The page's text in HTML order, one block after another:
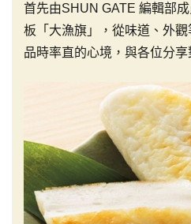
首先由SHUN GATE 編輯部
板「大漁旗」，從味道、外
品時率直的心境，與各位分享